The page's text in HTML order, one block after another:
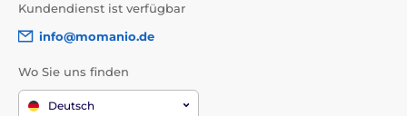
Kundendienst ist verfügbar
info@momanio.de
Wo Sie uns finden
Deutsch